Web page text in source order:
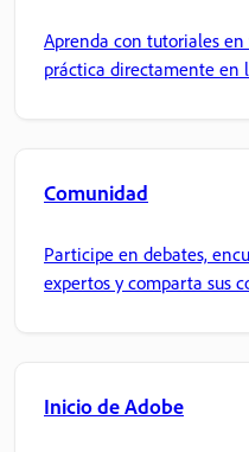
Aprenda con tutoriales
práctica directamente en
Comunidad
Participe en debates,
expertos y comparta sus
Inicio de Adobe